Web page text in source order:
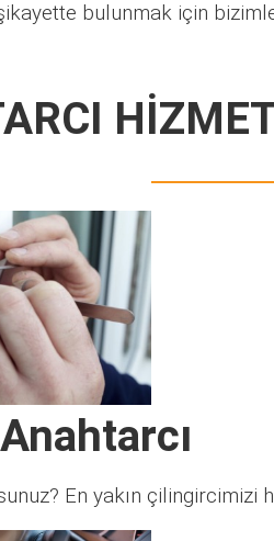
bulunmak için
En yakın çilingircimizi